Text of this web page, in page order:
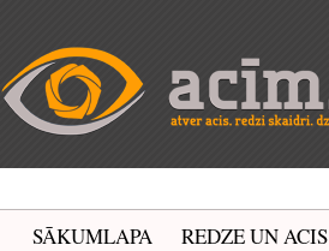
SĀKUMLAPA REDZE UN ACIS